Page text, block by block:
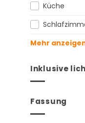
Küche
Mehr
Inklusive
Fassung